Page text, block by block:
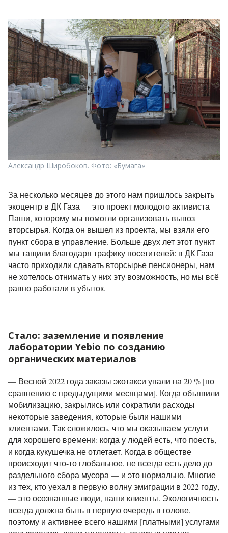
Александр Широбоков. Фото: «Бумага»
За несколько месяцев до этого нам пришлось закрыть
экоцентр в ДК Газа — это проект молодого активиста
Паши, которому мы помогли организовать вывоз
вторсырья. Когда он вышел из проекта, мы взяли его
пункт сбора в управление. Больше двух лет этот пункт
мы тащили благодаря трафику посетителей: в ДК Газа
часто приходили сдавать вторсырье пенсионеры, нам
не хотелось отнимать у них эту возможность, но мы всё
равно работали в убыток.
Стало: заземление и появление
лаборатории Yebio по созданию
органических материалов
— Весной 2022 года заказы экотакси упали на 20 % [по
сравнению с предыдущими месяцами]. Когда объявили
мобилизацию, закрылись или сократили расходы
некоторые заведения, которые были нашими
клиентами. Так сложилось, что мы оказываем услуги
для хорошего времени: когда у людей есть, что поесть,
и когда кукушечка не отлетает. Когда в обществе
происходит что-то глобальное, не всегда есть дело до
раздельного сбора мусора — и это нормально. Многие
из тех, кто уехал в первую волну эмиграции в 2022 году,
— это осознанные люди, наши клиенты. Экологичность
всегда должна быть в первую очередь в голове,
поэтому и активнее всего нашими [платными] услугами